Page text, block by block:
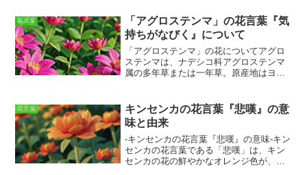
くから観賞用として栽培されており、花
壇や鉢植えなどで楽しまれています。
『ジンジャー』の花は、夏から秋にかけ
て咲き、赤、オレンジ、黄色、白など、
さまざまな色があります。『ジンジャ
ー』の花は、その鮮やかな色と美しい形
を信頼します」ですが、これは『ジンジ
ャー』の花が、強い生命力と丈夫さを持
っていることに由来すると言われていま
す。『ジンジャー』は、乾燥や暑さに強
く、また、病害虫にも強い植物です。そ
のため、「あなたを信頼します」という
花言葉
「アグロステンマ」の花言葉『気
持ちがなびく』について
「アグロステンマ」の花についてアグロ
ステンマは、ナデシコ科アグロステンマ
属の多年草または一年草。原産地はヨー
します。葉は披針形で、対生していま
す。花は小さく、径1～2cmほど。花色は
赤、ピンク、白などがあります。開花期
は5～7月です。アグロステンマは、日当
たりの良い場所を好み、水はけの良い土
壌でよく育ちます。耐寒性も強く、育て
花言葉
キンセンカの花言葉『悲嘆』の意
味と由来
-キンセンカの花言葉『悲嘆』の意味-キン
センカの花言葉である 「悲嘆」 は、キン
センカの花の鮮やかなオレンジ色が、 沈